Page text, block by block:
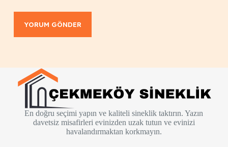
YORUM GÖNDER
En doğru seçimi yapın ve kaliteli sineklik taktırın. Yazın
davetsiz misafirleri evinizden uzak tutun ve evinizi
havalandırmaktan korkmayın.